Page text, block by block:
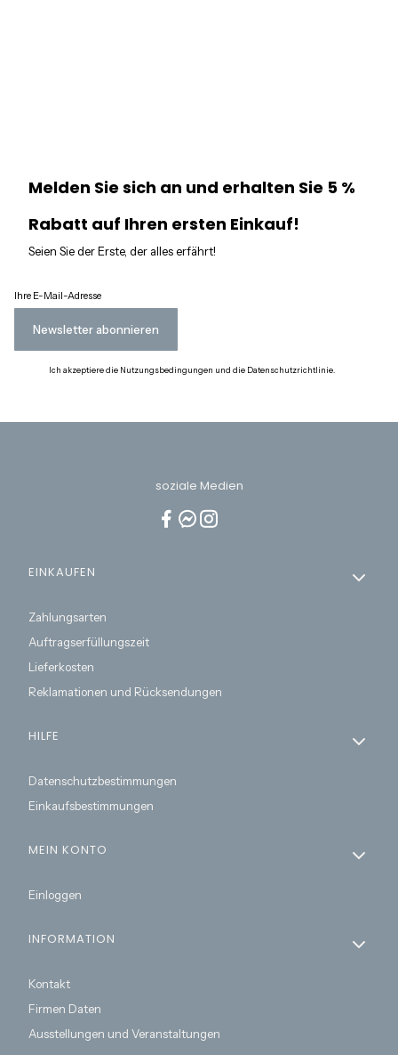
Melden Sie sich an und erhalten Sie 5 %
Rabatt auf Ihren ersten Einkauf!
Seien Sie der Erste, der alles erfährt!
Ihre E-Mail-Adresse
Newsletter abonnieren
Ich akzeptiere die Nutzungsbedingungen und die Datenschutzrichtlinie.
soziale Medien
Fußzeilenmenü
EINKAUFEN
Zahlungsarten
Auftragserfüllungszeit
Lieferkosten
Reklamationen und Rücksendungen
HILFE
Datenschutzbestimmungen
Einkaufsbestimmungen
MEIN KONTO
Einloggen
INFORMATION
Kontakt
Firmen Daten
Ausstellungen und Veranstaltungen